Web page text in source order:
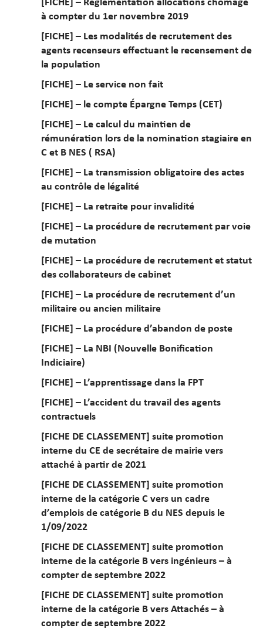
à compter du 1er novembre 2019
[FICHE] – Les modalités de recrutement des
agents recenseurs effectuant le recensement de
la population
[FICHE] – Le service non fait
[FICHE] – le compte Épargne Temps (CET)
[FICHE] – Le calcul du maintien de
rémunération lors de la nomination stagiaire en
C et B NES ( RSA)
[FICHE] – La transmission obligatoire des actes
au contrôle de légalité
[FICHE] – La retraite pour invalidité
[FICHE] – La procédure de recrutement par voie
de mutation
[FICHE] – La procédure de recrutement et statut
des collaborateurs de cabinet
[FICHE] – La procédure de recrutement d’un
militaire ou ancien militaire
[FICHE] – La procédure d’abandon de poste
[FICHE] – La NBI (Nouvelle Bonification
Indiciaire)
[FICHE] – L’apprentissage dans la FPT
[FICHE] – L’accident du travail des agents
contractuels
[FICHE DE CLASSEMENT] suite promotion
interne du CE de secrétaire de mairie vers
attaché à partir de 2021
[FICHE DE CLASSEMENT] suite promotion
interne de la catégorie C vers un cadre
d’emplois de catégorie B du NES depuis le
1/09/2022
[FICHE DE CLASSEMENT] suite promotion
interne de la catégorie B vers ingénieurs – à
compter de septembre 2022
[FICHE DE CLASSEMENT] suite promotion
interne de la catégorie B vers Attachés – à
compter de septembre 2022